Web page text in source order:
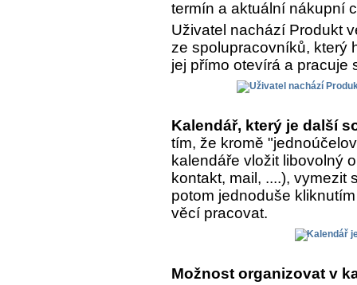
termín a aktuální nákupní
Uživatel nachází Produkt
ze spolupracovníků, který
jej přímo otevírá a pracuje
Kalendář, který je další
tím, že kromě
kalendáře vložit libovolný
kontakt, mail, ....), vymezit
potom jednoduše
věcí pracovat.
Možnost organizovat v